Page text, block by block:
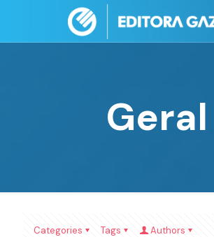
Geral
Categories Tags Authors